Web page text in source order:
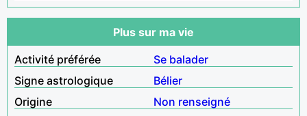
Plus sur ma vie
Activité préférée
Se balader
Signe astrologique
Bélier
Origine
Non renseigné